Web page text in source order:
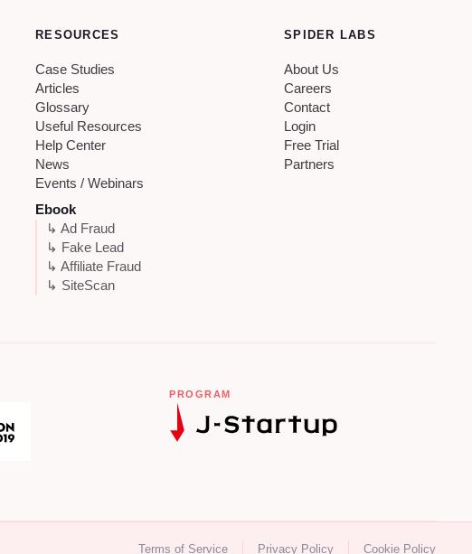
RESOURCES
Case Studies
Articles
Glossary
Useful Resources
Help Center
News
Events / Webinars
Ebook
↳ Ad Fraud
↳ Fake Lead
↳ Affiliate Fraud
↳ SiteScan
SPIDER LABS
About Us
Careers
Contact
Login
Free Trial
Partners
PROGRAM
Terms of Service Privacy Policy Cookie Policy